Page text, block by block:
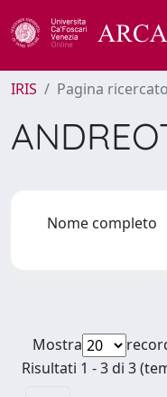
IRIS Pagina
Nome completo
Mostra
Risultati 1 - 3 di 3